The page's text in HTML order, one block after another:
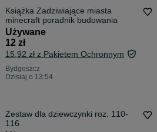
Książka Zadziwiające miasta
minecraft poradnik budowania
Używane
12 zł
15,92 zł z Pakietem Ochronnym
Bydgoszcz
Dzisiaj o 13:54
Zestaw dla dziewczynki roz. 110-
116